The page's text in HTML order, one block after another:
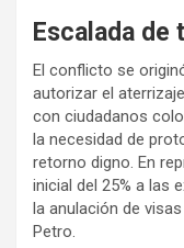
Escalada
El conflicto se
autorizar el
con ciudadanos
la necesidad de
retorno digno. En
inicial del 25% a las
la anulación de
Petro.